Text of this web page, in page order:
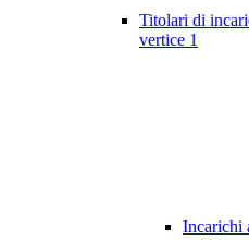
Titolari di
vertice 1
Incarichi